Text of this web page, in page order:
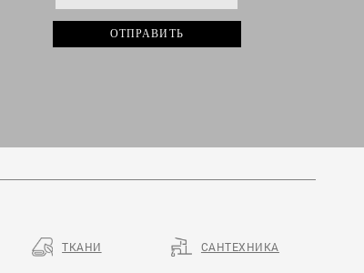
ТКАНИ САНТЕХНИКА